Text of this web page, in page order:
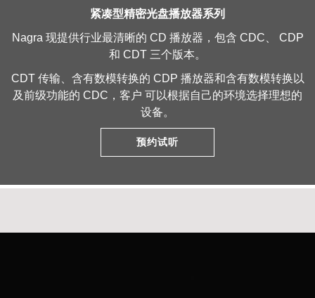
紧凑型精密光盘播放器系列
Nagra 现提供行业最清晰的 CD 播放器，包含 CDC、 CDP
和 CDT 三个版本。
CDT 传输、含有数模转换的 CDP 播放器和含有数模转换以
及前级功能的 CDC，客户 可以根据自己的环境选择理想的
设备。
预约试听